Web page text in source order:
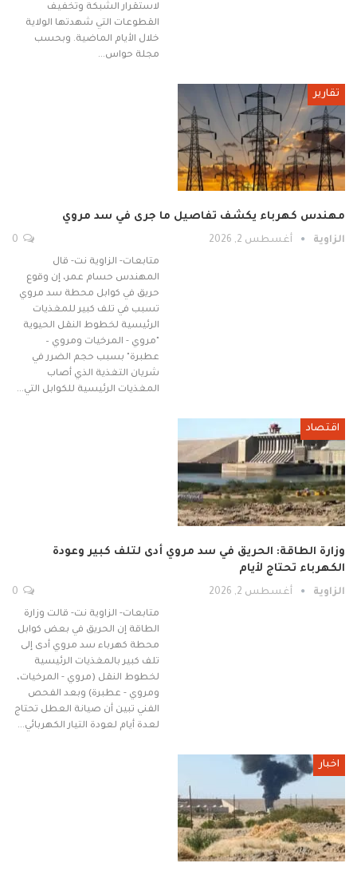
لاستقرار الشبكة وتخفيف
القطوعات التي شهدتها الولاية
خلال الأيام الماضية. وبحسب
مجلة حواس…
تقارير
مهندس كهرباء يكشف تفاصيل ما جرى في سد مروي
الزاوية أغسطس 2, 2026
متابعات- الزاوية نت- قال
المهندس حسام عمر، إن وقوع
حريق في كوابل محطة سد مروي
تسبب في تلف كبير للمغذيات
الرئيسية لخطوط النقل الحيوية
"مروي - المرخيات ومروي –
عطبرة" بسبب حجم الضرر في
شريان التغذية الذي أصاب
المغذيات الرئيسية للكوابل التي…
اقتصاد
وزارة الطاقة: الحريق في سد مروي أدى لتلف كبير وعودة
الكهرباء تحتاج لأيام
الزاوية أغسطس 2, 2026
متابعات- الزاوية نت- قالت وزارة
الطاقة إن الحريق في بعض كوابل
محطة كهرباء سد مروي أدى إلى
تلف كبير بالمغذيات الرئيسية
لخطوط النقل (مروي - المرخيات،
ومروي - عطبرة) وبعد الفحص
الفني تبين أن صيانة العطل تحتاج
لعدة أيام لعودة التيار الكهربائي…
اخبار